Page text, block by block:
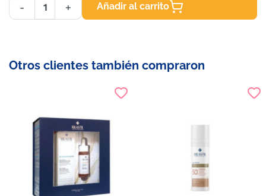
- + Añadir al carrito
Otros clientes también compraron